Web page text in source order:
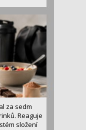
za sedm
Reaguje
složení